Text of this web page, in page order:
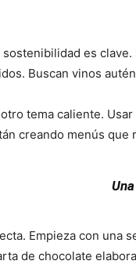
sostenibilidad es
Buscan vinos
tema caliente.
creando menús
Empieza con una
de chocolate